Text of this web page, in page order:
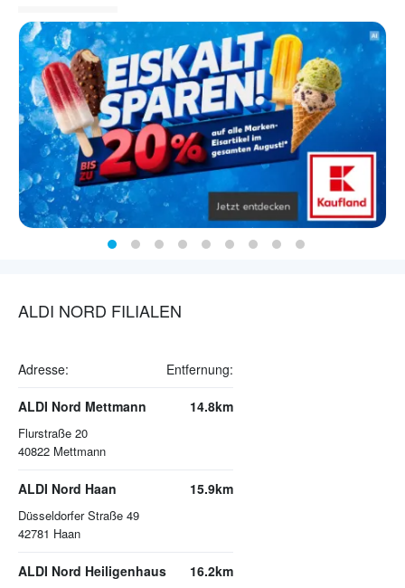
ALDI NORD FILIALEN
Adresse: Entfernung:
ALDI Nord Mettmann
Flurstraße 20
40822 Mettmann
14.8km
ALDI Nord Haan
Düsseldorfer Straße 49
42781 Haan
15.9km
ALDI Nord Heiligenhaus 16.2km